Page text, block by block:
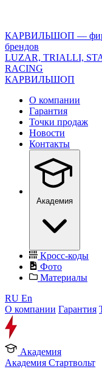
version="1.0"
encoding="utf-
8"?
>
КАРВИЛЬШОП —
брендов
LUZAR, TRIALLI,
RACING
КАРВИЛЬШОП
О компании
Гарантия
Точки продаж
Новости
Контакты
Академия
Кросс-коды
Фото
Материалы
RU En
О компании Гарантия
Академия
Академия Стартвольт